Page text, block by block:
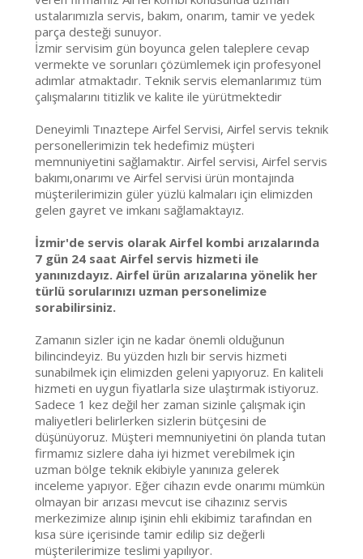
ustalarımızla servis, bakım, onarım, tamir ve yedek
parça desteği sunuyor.
İzmir servisim gün boyunca gelen taleplere cevap
vermekte ve sorunları çözümlemek için profesyonel
adımlar atmaktadır. Teknik servis elemanlarımız tüm
çalışmalarını titizlik ve kalite ile yürütmektedir
Deneyimli Tınaztepe Airfel Servisi, Airfel servis teknik
personellerimizin tek hedefimiz müşteri
memnuniyetini sağlamaktır. Airfel servisi, Airfel servis
bakımı,onarımı ve Airfel servisi ürün montajında
müşterilerimizin güler yüzlü kalmaları için elimizden
gelen gayret ve imkanı sağlamaktayız.
İzmir'de servis olarak Airfel kombi arızalarında
7 gün 24 saat Airfel servis hizmeti ile
yanınızdayız. Airfel ürün arızalarına yönelik her
türlü sorularınızı uzman personelimize
sorabilirsiniz.
Zamanın sizler için ne kadar önemli olduğunun
bilincindeyiz. Bu yüzden hızlı bir servis hizmeti
sunabilmek için elimizden geleni yapıyoruz. En kaliteli
hizmeti en uygun fiyatlarla size ulaştırmak istiyoruz.
Sadece 1 kez değil her zaman sizinle çalışmak için
maliyetleri belirlerken sizlerin bütçesini de
düşünüyoruz. Müşteri memnuniyetini ön planda tutan
firmamız sizlere daha iyi hizmet verebilmek için
uzman bölge teknik ekibiyle yanınıza gelerek
inceleme yapıyor. Eğer cihazın evde onarımı mümkün
olmayan bir arızası mevcut ise cihazınız servis
merkezimize alınıp işinin ehli ekibimiz tarafından en
kısa süre içerisinde tamir edilip siz değerli
müşterilerimize teslimi yapılıyor.